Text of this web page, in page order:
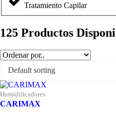
Tratamiento Capilar
125 Productos
Humidificadores
CARIMAX